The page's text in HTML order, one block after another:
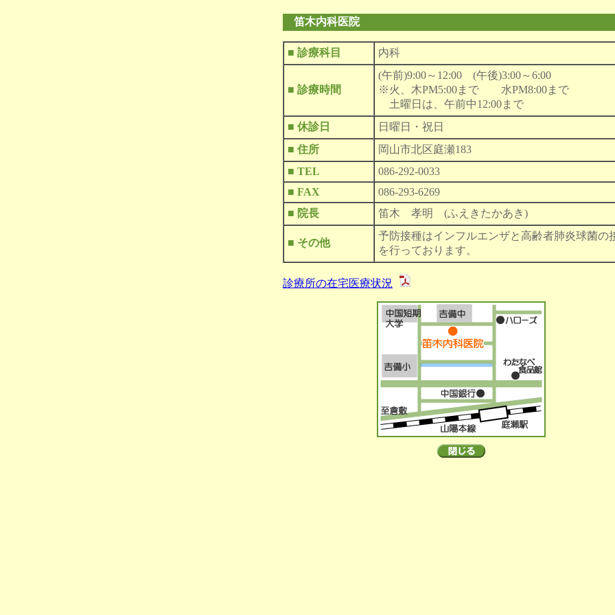
笛木内科医院
■ 診療科目 内科
■ 診療時間
(午前)9:00～12:00 (午後)3:00～6:00
※火、木PM5:00まで 水PM8:00まで
土曜日は、午前中12:00まで
■ 休診日
日曜日・祝日
■ 住所
岡山市北区庭瀬183
■ TEL
086-292-0033
■ FAX
086-293-6269
■ 院長
笛木 孝明 (ふえきたかあき)
■ その他
予防接種はインフルエンザと高齢者肺炎球菌の
を行っております。
診療所の在宅医療状況